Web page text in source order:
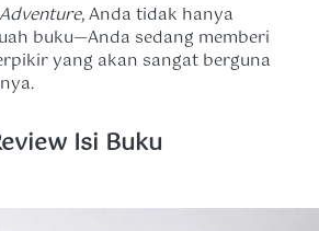
, Anda tidak hanya
buku—Anda sedang memberi
yang akan sangat berguna
Isi Buku